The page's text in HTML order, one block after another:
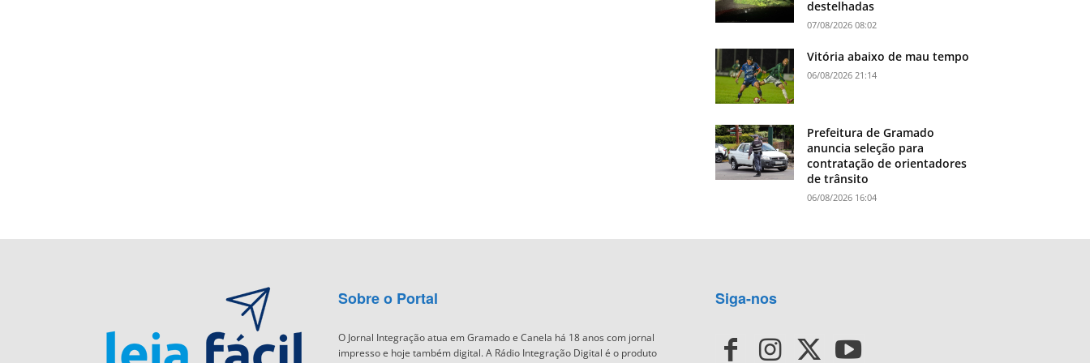
destelhadas
07/08/2026 08:02
Vitória abaixo de mau tempo
06/08/2026 21:14
Prefeitura de Gramado
anuncia seleção para
contratação de orientadores
de trânsito
06/08/2026 16:04
Sobre o Portal
O Jornal Integração atua em Gramado e Canela há 18 anos com jornal
impresso e hoje também digital. A Rádio Integração Digital é o produto
Siga-nos